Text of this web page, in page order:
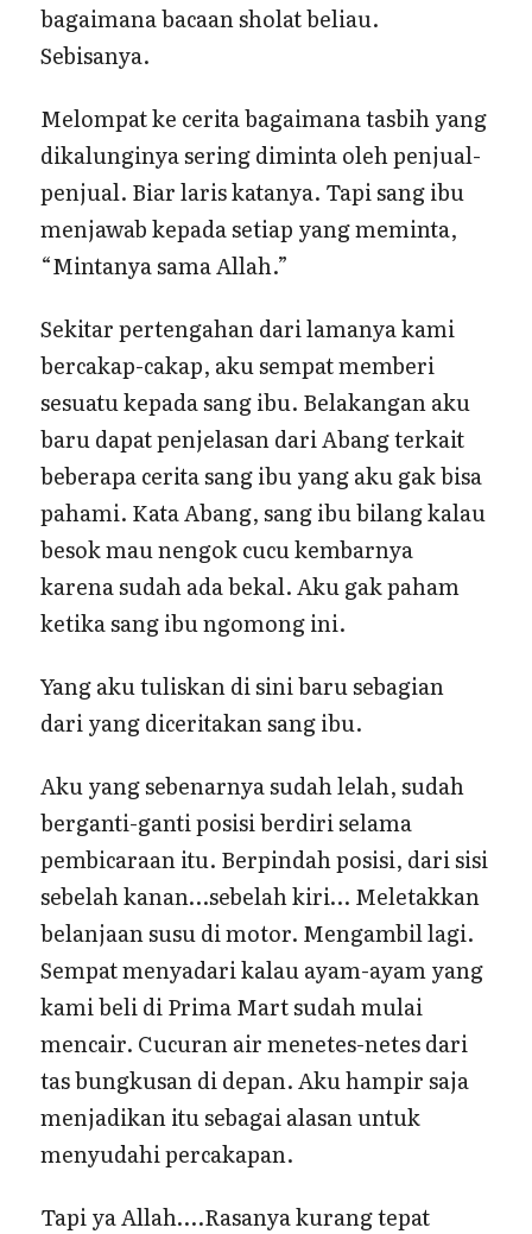
bagaimana bacaan sholat beliau.
Sebisanya.
Melompat ke cerita bagaimana tasbih yang
dikalunginya sering diminta oleh penjual-
penjual. Biar laris katanya. Tapi sang ibu
menjawab kepada setiap yang meminta,
“Mintanya sama Allah.”
Sekitar pertengahan dari lamanya kami
bercakap-cakap, aku sempat memberi
sesuatu kepada sang ibu. Belakangan aku
baru dapat penjelasan dari Abang terkait
beberapa cerita sang ibu yang aku gak bisa
pahami. Kata Abang, sang ibu bilang kalau
besok mau nengok cucu kembarnya
karena sudah ada bekal. Aku gak paham
ketika sang ibu ngomong ini.
Yang aku tuliskan di sini baru sebagian
dari yang diceritakan sang ibu.
Aku yang sebenarnya sudah lelah, sudah
berganti-ganti posisi berdiri selama
pembicaraan itu. Berpindah posisi, dari sisi
sebelah kanan…sebelah kiri… Meletakkan
belanjaan susu di motor. Mengambil lagi.
Sempat menyadari kalau ayam-ayam yang
kami beli di Prima Mart sudah mulai
mencair. Cucuran air menetes-netes dari
tas bungkusan di depan. Aku hampir saja
menjadikan itu sebagai alasan untuk
menyudahi percakapan.
Tapi ya Allah….Rasanya kurang tepat